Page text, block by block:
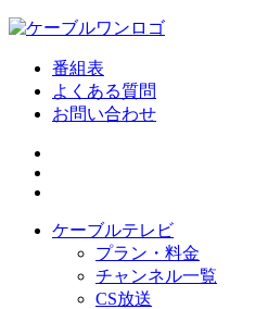
番組表
よくある質問
お問い合わせ
ケーブルテレビ
プラン・料金
チャンネル一覧
CS放送